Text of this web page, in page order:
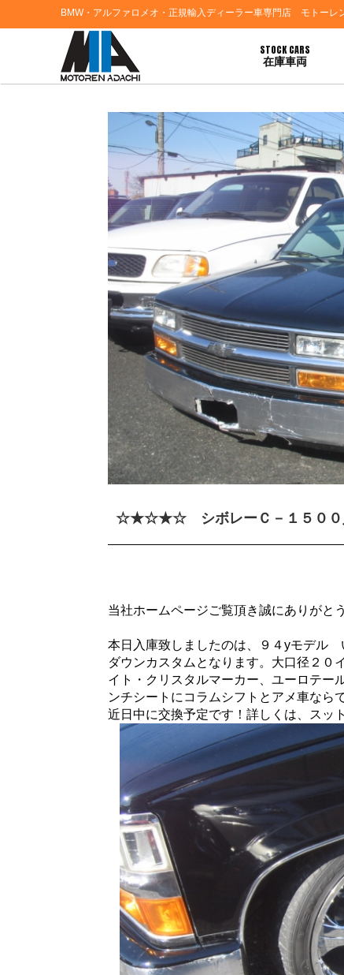
BMW・アルファロメオ・正規輸入ディーラー車専門店 モトーレ
STOCK CARS
在庫車両
HOME>お知らせ > ☆★☆★☆ シボレーＣ－１５００入庫 ☆★☆★☆
☆★☆★☆ シボレーＣ－１５
当社ホームページご覧頂き誠にありがと
本日入庫致しましたのは、９４yモデル
ダウンカスタムとなります。大口径２０
イト・クリスタルマーカー、ユーロテー
ンチシートにコラムシフトとアメ車なら
近日中に交換予定です！詳しくは、スッ